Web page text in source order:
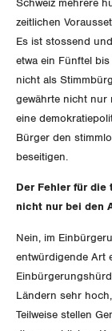
Schweiz mehrere
zeitlichen
Es ist stossend
etwa ein Fünftel
nicht als
gewährte nicht nur
eine
Bürger den
beseitigen.
Der Fehler für die
nicht nur bei den
Nein, im
entwürdigende Art
Ländern sehr
Teilweise stellen